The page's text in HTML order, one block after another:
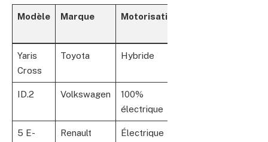
Modèle Marque Motorisation
Yaris
Cross
Toyota Hybride
ID.2 Volkswagen
100%
électrique
5 E-
Renault Électrique